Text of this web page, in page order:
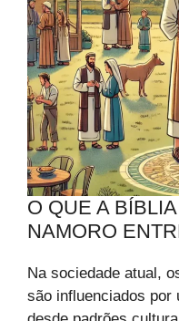
O QUE A
NAMORO
Na sociedade atual,
são influenciados por